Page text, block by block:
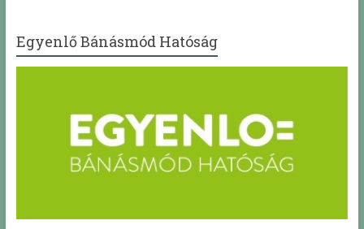
Egyenlő Bánásmód Hatóság